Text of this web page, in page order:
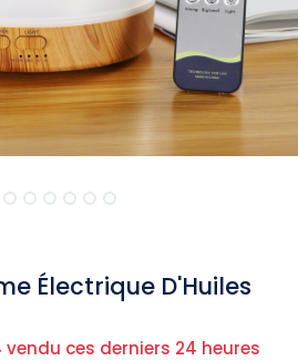
Électrique D'Huiles
vendu ces derniers 24 heures